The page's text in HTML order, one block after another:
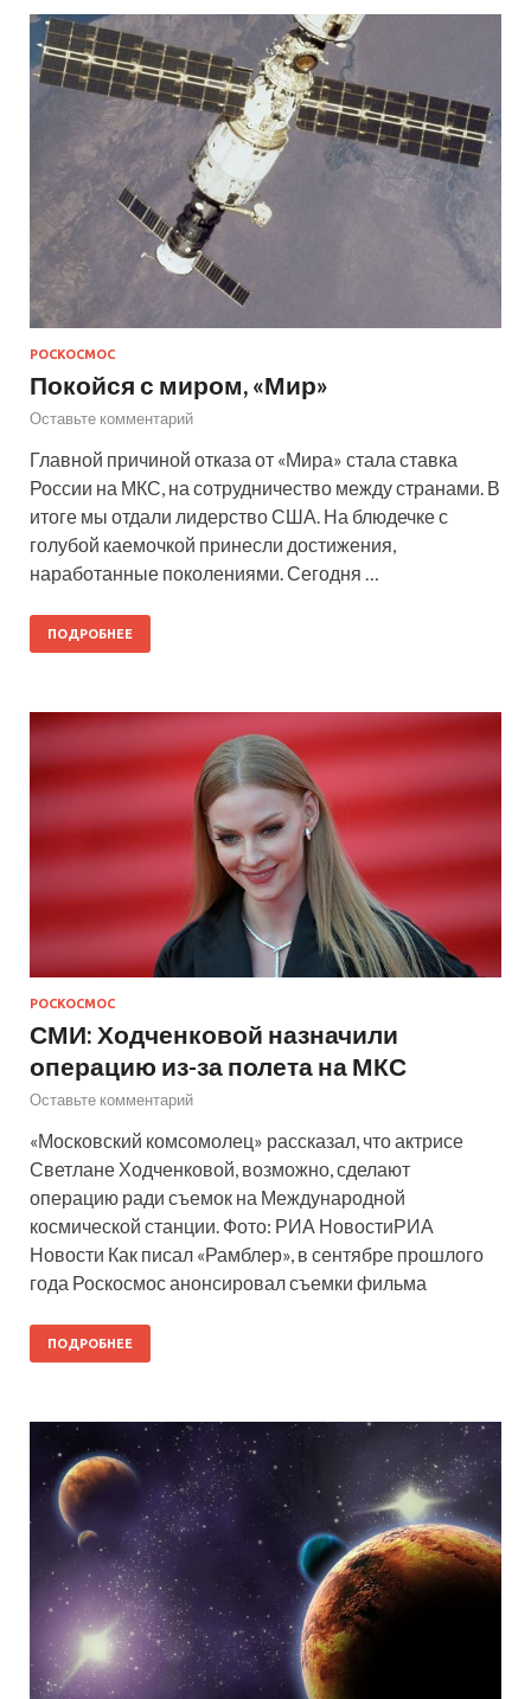
РОСКОСМОС
Покойся с миром, «Мир»
Оставьте комментарий
Главной причиной отказа от «Мира» стала ставка
России на МКС, на сотрудничество между странами. В
итоге мы отдали лидерство США. На блюдечке с
голубой каемочкой принесли достижения,
наработанные поколениями. Сегодня …
ПОДРОБНЕЕ
РОСКОСМОС
СМИ: Ходченковой назначили
операцию из-за полета на МКС
Оставьте комментарий
«Московский комсомолец» рассказал, что актрисе
Светлане Ходченковой, возможно, сделают
операцию ради съемок на Международной
космической станции. Фото: РИА НовостиРИА
Новости Как писал «Рамблер», в сентябре прошлого
года Роскосмос анонсировал съемки фильма
ПОДРОБНЕЕ